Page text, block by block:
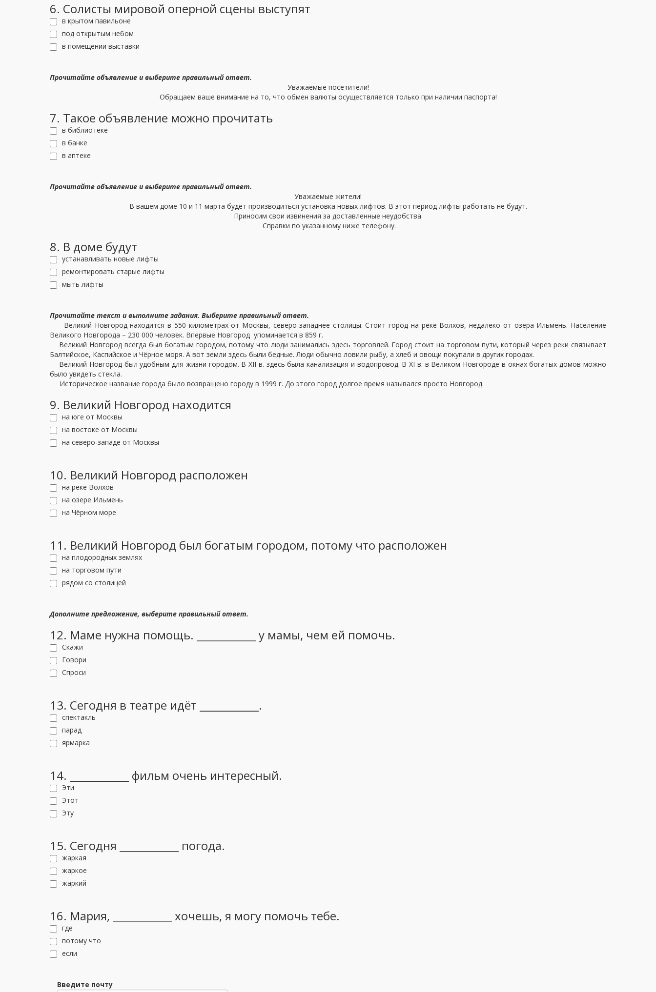
6. Солисты мировой оперной сцены выступят
в крытом павильоне
под открытым небом
в помещении выставки
Прочитайте объявление и выберите правильный ответ.
Уважаемые посетители!
Обращаем ваше внимание на то, что обмен валюты осуществляется только при наличии паспорта!
7. Такое объявление можно прочитать
в библиотеке
в банке
в аптеке
Прочитайте объявление и выберите правильный ответ.
Уважаемые жители!
В вашем доме 10 и 11 марта будет производиться установка новых лифтов. В этот период лифты работать не будут.
Приносим свои извинения за доставленные неудобства.
Справки по указанному ниже телефону.
8. В доме будут
устанавливать новые лифты
ремонтировать старые лифты
мыть лифты
Прочитайте текст и выполните задания. Выберите правильный ответ.
Великий Новгород находится в 550 километрах от Москвы, северо-западнее столицы. Стоит город на реке Волхов, недалеко от озера Ильмень. Население
Великого Новгорода – 230 000 человек. Впервые Новгород упоминается в 859 г.
Великий Новгород всегда был богатым городом, потому что люди занимались здесь торговлей. Город стоит на торговом пути, который через реки связывает
Балтийское, Каспийское и Чёрное моря. А вот земли здесь были бедные. Люди обычно ловили рыбу, а хлеб и овощи покупали в других городах.
Великий Новгород был удобным для жизни городом. В XII в. здесь была канализация и водопровод. В XI в. в Великом Новгороде в окнах богатых домов можно
было увидеть стекла.
Историческое название города было возвращено городу в 1999 г. До этого город долгое время назывался просто Новгород.
9. Великий Новгород находится
на юге от Москвы
на востоке от Москвы
на северо-западе от Москвы
10. Великий Новгород расположен
на реке Волхов
на озере Ильмень
на Чёрном море
11. Великий Новгород был богатым городом, потому что расположен
на плодородных землях
на торговом пути
рядом со столицей
Дополните предложение, выберите правильный ответ.
12. Маме нужна помощь. ___________ у мамы, чем ей помочь.
Скажи
Говори
Спроси
13. Сегодня в театре идёт ___________.
спектакль
парад
ярмарка
14. ___________ фильм очень интересный.
Эти
Этот
Эту
15. Сегодня ___________ погода.
жаркая
жаркое
жаркий
16. Мария, ___________ хочешь, я могу помочь тебе.
где
потому что
если
Введите почту